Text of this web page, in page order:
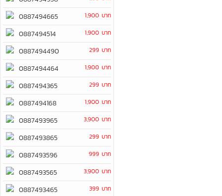
0887494665 1,900 บาท
0887494514 1,900 บาท
0887494490 299 บาท
0887494464 1,900 บาท
0887494365 299 บาท
0887494168 1,900 บาท
0887493965 3,900 บาท
0887493865 299 บาท
0887493596 999 บาท
0887493565 3,900 บาท
0887493465 399 บาท